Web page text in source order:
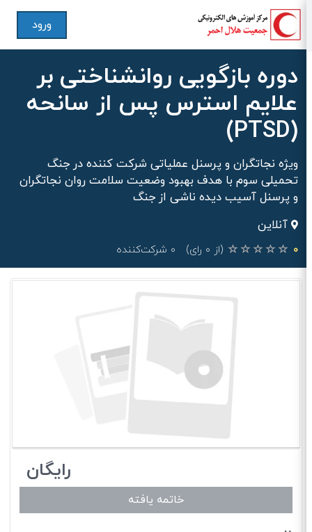
ورود
دوره بازگویی روانشناختی بر
علایم استرس پس از سانحه
(PTSD)
ویژه نجاتگران و پرسنل عملیاتی شرکت کننده در جنگ
تحمیلی سوم با هدف بهبود وضعیت سلامت روان نجاتگران
و پرسنل آسیب دیده ناشی از جنگ
آنلاین
(از ۰ رای)
رایگان
خاتمه یافته